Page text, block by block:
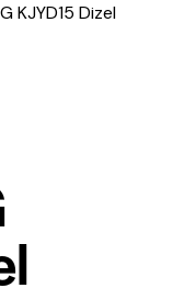
KJYD15 Dizel